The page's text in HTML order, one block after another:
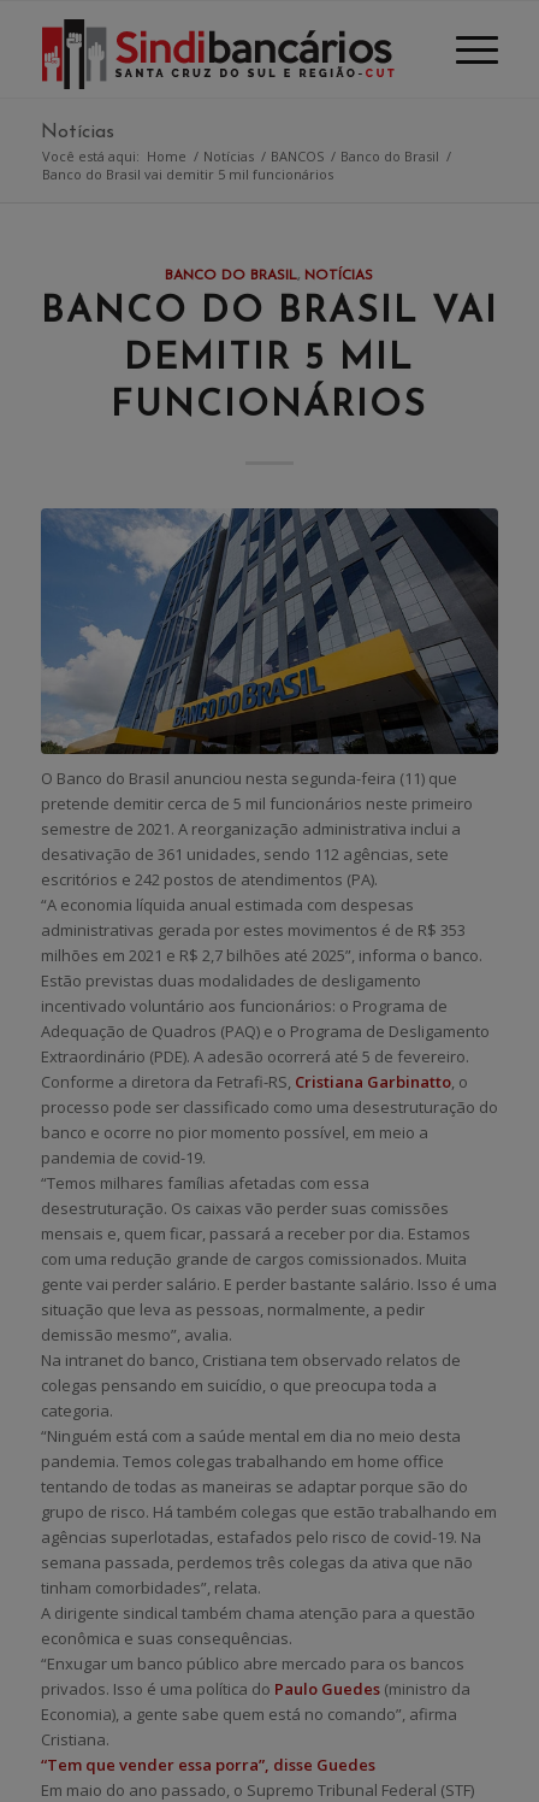
Notícias
Você está aqui: Home / Notícias / BANCOS / Banco do Brasil /
Banco do Brasil vai demitir 5 mil funcionários
BANCO DO BRASIL, NOTÍCIAS
BANCO DO BRASIL VAI
DEMITIR 5 MIL
FUNCIONÁRIOS
O Banco do Brasil anunciou nesta segunda-feira (11) que
pretende demitir cerca de 5 mil funcionários neste primeiro
semestre de 2021. A reorganização administrativa inclui a
desativação de 361 unidades, sendo 112 agências, sete
escritórios e 242 postos de atendimentos (PA).
“A economia líquida anual estimada com despesas
administrativas gerada por estes movimentos é de R$ 353
milhões em 2021 e R$ 2,7 bilhões até 2025”, informa o banco.
Estão previstas duas modalidades de desligamento
incentivado voluntário aos funcionários: o Programa de
Adequação de Quadros (PAQ) e o Programa de Desligamento
Extraordinário (PDE). A adesão ocorrerá até 5 de fevereiro.
Conforme a diretora da Fetrafi-RS, Cristiana Garbinatto, o
processo pode ser classificado como uma desestruturação do
banco e ocorre no pior momento possível, em meio a
pandemia de covid-19.
“Temos milhares famílias afetadas com essa
desestruturação. Os caixas vão perder suas comissões
mensais e, quem ficar, passará a receber por dia. Estamos
com uma redução grande de cargos comissionados. Muita
gente vai perder salário. E perder bastante salário. Isso é uma
situação que leva as pessoas, normalmente, a pedir
demissão mesmo”, avalia.
Na intranet do banco, Cristiana tem observado relatos de
colegas pensando em suicídio, o que preocupa toda a
categoria.
“Ninguém está com a saúde mental em dia no meio desta
pandemia. Temos colegas trabalhando em home office
tentando de todas as maneiras se adaptar porque são do
grupo de risco. Há também colegas que estão trabalhando em
agências superlotadas, estafados pelo risco de covid-19. Na
semana passada, perdemos três colegas da ativa que não
tinham comorbidades”, relata.
A dirigente sindical também chama atenção para a questão
econômica e suas consequências.
“Enxugar um banco público abre mercado para os bancos
privados. Isso é uma política do Paulo Guedes(ministro da
Economia), a gente sabe quem está no comando”, afirma
Cristiana.
“Tem que vender essa porra”, disse Guedes
Em maio do ano passado, o Supremo Tribunal Federal (STF)